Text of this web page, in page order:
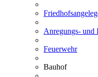
Anregungs- und
Feuerwehr
Bauhof